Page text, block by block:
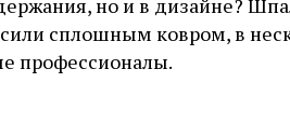
сплошным ковром, в
профессионалы.